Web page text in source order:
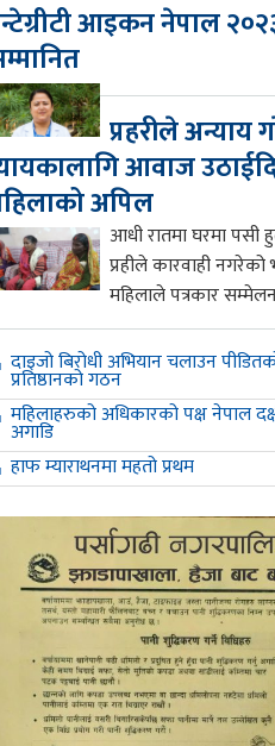
आइकन नेपाल
प्रहरीले अन्याय
आवाज
अपिल
आधी रातमा घरमा पसी
प्रहीले कारवाही
महिलाले पत्रकार
दाइजो बिरोधी अभियान चलाउन
प्रतिष्ठानको गठन
महिलाहरुको अधिकारको पक्ष नेपाल
अगाडि
हाफ म्याराथनमा महतो प्रथम